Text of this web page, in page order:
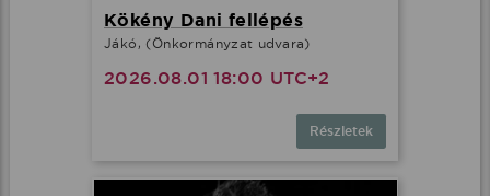
Kökény Dani fellépés
Jákó, (Önkormányzat udvara)
2026.08.01 18:00 UTC+2
Részletek